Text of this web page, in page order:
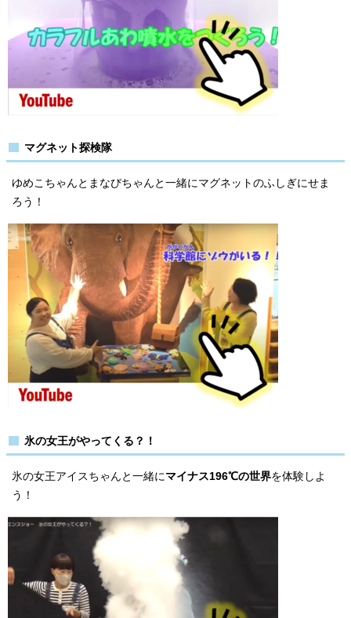
マグネット探検隊
ゆめこちゃんとまなびちゃんと一緒にマグネットのふしぎにせま
ろう！
氷の女王がやってくる？！
氷の女王アイスちゃんと一緒にマイナス196℃の世界を体験しよ
う！